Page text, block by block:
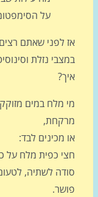
על הסימפטומים.
לפני שאתם רצים לתת
נזלת וסינוסיטיס-
מכינים לבד:
כפית מלח על כשני
לשתיה, לטעום שזה